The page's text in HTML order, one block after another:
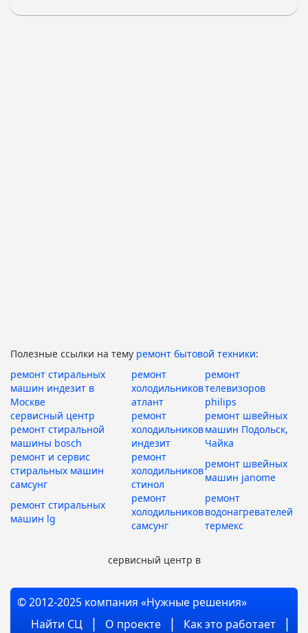
Полезные ссылки на тему ремонт бытовой техники:
ремонт стиральных
машин индезит в
Москве
ремонт
холодильников
атлант
ремонт
телевизоров
philips
сервисный центр
ремонт стиральной
машины bosch
ремонт
холодильников
индезит
ремонт швейных
машин Подольск,
Чайка
ремонт и сервис
стиральных машин
самсунг
ремонт
холодильников
стинол
ремонт швейных
машин janome
ремонт стиральных
машин lg
ремонт
холодильников
самсунг
ремонт
водонагревателей
термекс
сервисный центр в
© 2012-2025 компания «Нужные решения»
Найти СЦ
О проекте
Как это работает